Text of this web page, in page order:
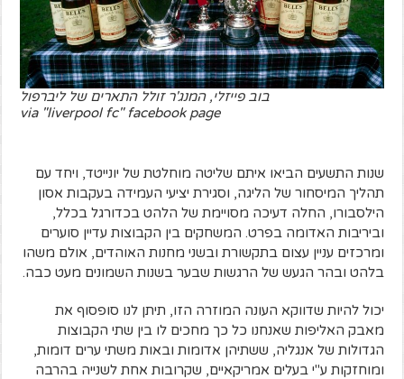
בוב פייזלי, המנג'ר זולל התארים של ליברפול
via "liverpool fc" facebook page
שנות התשעים הביאו איתם שליטה מוחלטת של יונייטד, ויחד עם
תהליך המיסחור של הליגה, וסגירת יציעי העמידה בעקבות אסון
הילסבורו, החלה דעיכה מסויימת של הלהט בכדורגל בכלל,
וביריבות האדומה בפרט. המשחקים בין הקבוצות עדיין סוערים
ומרכזים עניין עצום בתקשורת ובשני מחנות האוהדים, אולם משהו
בלהט ובהר הגעש של הרגשות שבער בשנות השמונים מעט כבה.
יכול להיות שדווקא העונה המוזרה הזו, תיתן לנו סופסוף את
מאבק האליפות שאנחנו כל כך מחכים לו בין שתי הקבוצות
הגדולות של אנגליה, ששתיהן אדומות ובאות משתי ערים דומות,
ומוחזקות ע"י בעלים אמריקאיים, שקרובות אחת לשנייה בהרבה